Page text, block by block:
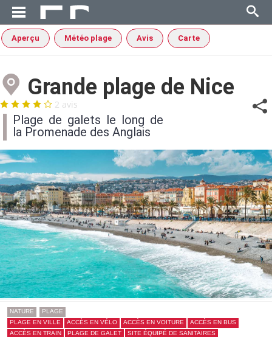
Aperçu Météo plage Avis Carte
Grande plage de Nice
2 avis
Plage de galets le long de
la Promenade des Anglais
NATURE
PLAGE
PLAGE EN VILLE
ACCÈS EN VÉLO ACCÈS EN VOITURE
ACCÈS EN BUS
ACCÈS EN TRAIN
PLAGE DE GALET
SITE ÉQUIPÉ DE SANITAIRES